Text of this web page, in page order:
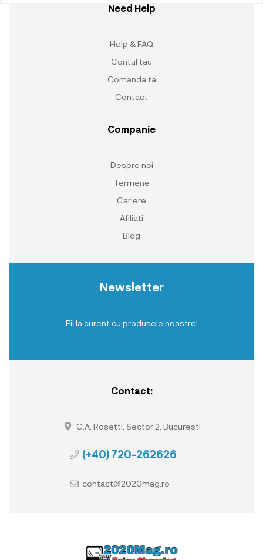
Need Help
Help & FAQ
Contul tau
Comanda ta
Contact
Companie
Despre noi
Termene
Cariere
Afiliati
Blog
Newsletter
Fii la curent cu produsele noastre!
Contact:
C.A. Rosetti, Sector 2, Bucuresti
(+40) 720-262626
contact@2020mag.ro